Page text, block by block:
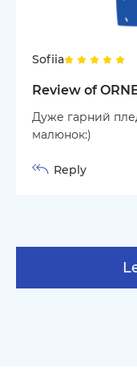
Sofiia
Review of
Дуже гарний
малюнок:)
Reply